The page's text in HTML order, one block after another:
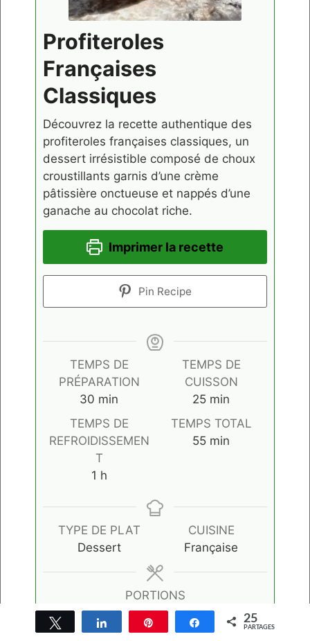
Profiteroles
Françaises
Classiques
Découvrez la recette authentique des
profiteroles françaises classiques, un
dessert irrésistible composé de choux
croustillants garnis d’une crème
pâtissière onctueuse et nappés d’une
ganache au chocolat riche.
Imprimer la recette
Pin Recipe
TEMPS DE
PRÉPARATION
30 minutes
min
TEMPS DE
CUISSON
25minutes
min
TEMPS DE
REFROIDISSEMEN
T
1 heure
h
TEMPS TOTAL
55minutes
min
TYPE DE PLAT
Dessert
CUISINE
Française
PORTIONS
20 profiteroles
Tweetez Partagez Épingle Partagez25
PARTAGES